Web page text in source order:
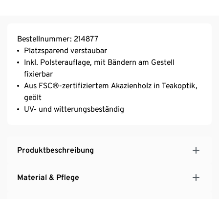
Bestellnummer: 214877
Platzsparend verstaubar
Inkl. Polsterauflage, mit Bändern am Gestell
fixierbar
Aus FSC®-zertifiziertem Akazienholz in Teakoptik,
geölt
UV- und witterungsbeständig
Produktbeschreibung
Material & Pflege